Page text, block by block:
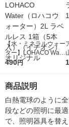
【水・ミネラルウォー
ター】LOHACO Wate
r（ロハコウォータ
シ） オリジナル
490円
商品説明
白熱電球のように
段などの照明に最
で、照明器具を替